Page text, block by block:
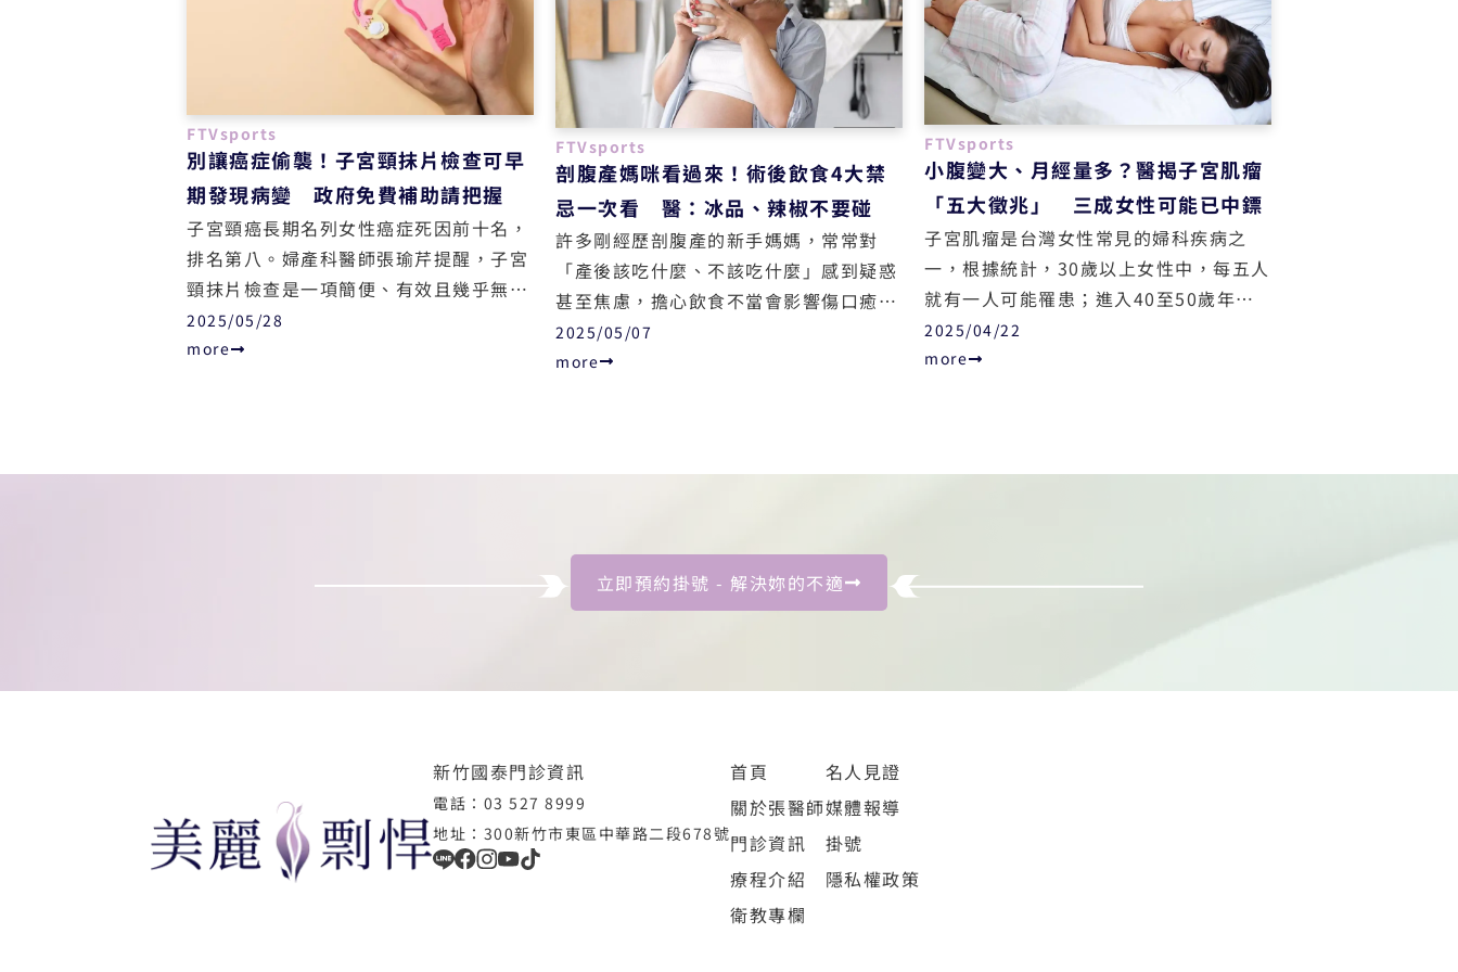
FTVsports
別讓癌症偷襲！子宮頸抹片檢查可早
期發現病變 政府免費補助請把握
子宮頸癌長期名列女性癌症死因前十名，
排名第八。婦產科醫師張瑜芹提醒，子宮
頸抹片檢查是一項簡便、有效且幾乎無痛
的篩檢方式，能在病變初期即時發現細胞
異常，有效提升治癒率並保障女性的生育
2025/05/28
more
FTVsports
剖腹產媽咪看過來！術後飲食4大禁
忌一次看 醫：冰品、辣椒不要碰
許多剛經歷剖腹產的新手媽媽，常常對
「產後該吃什麼、不該吃什麼」感到疑惑
甚至焦慮，擔心飲食不當會影響傷口癒合
或導致腹部不適。對此，新竹竹北婦產科
醫師張瑜芹在臉書發文指出，剖腹產屬於
2025/05/07
more
FTVsports
小腹變大、月經量多？醫揭子宮肌瘤
「五大徵兆」 三成女性可能已中鏢
子宮肌瘤是台灣女性常見的婦科疾病之
一，根據統計，30歲以上女性中，每五人
就有一人可能罹患；進入40至50歲年齡
層，發生率更高達三成。婦產科醫師張瑜
芹近日提醒，子宮肌瘤雖多數為良性，但
2025/04/22
more
立即預約掛號 - 解決妳的不適
新竹國泰門診資訊
電話：03 527 8999
地址：300新竹市東區中華路二段678號
首頁
關於張醫師
門診資訊
療程介紹
衛教專欄
名人見證
媒體報導
掛號
隱私權政策